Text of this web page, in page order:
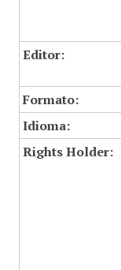
Editor:
Formato:
Idioma:
Rights Holder: